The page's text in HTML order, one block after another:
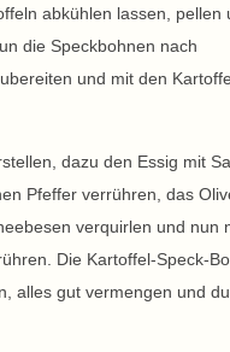
abkühlen lassen, pellen
die Speckbohnen nach
und mit den
dazu den Essig mit
Pfeffer verrühren, das
verquirlen und nun
Die Kartoffel-Speck-
alles gut vermengen und